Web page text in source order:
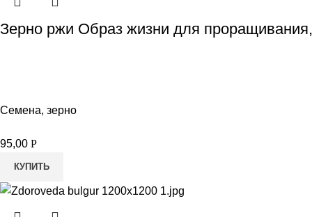
Зерно ржи Образ жизни для
Семена, зерно
95,00 Р
КУПИТЬ